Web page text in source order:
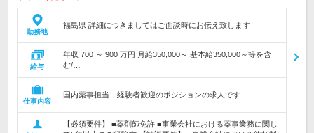
勤務地
福島県 詳細につきましてはご面談時にお伝え致します
給与
年収 700 ～ 900 万円 月給350,000～ 基本給350,000～等を含
む/…
仕事内容
国内薬事担当 経験者歓迎のポジションの求人です
【必須要件】 ■薬剤師免許 ■事業会社における薬事業務に関し